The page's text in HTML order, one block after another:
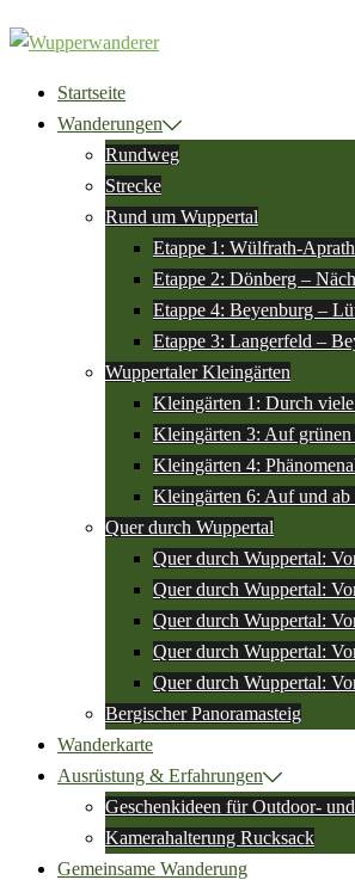
Zum
Inhalt
springenStartseite
Wanderungen
Rundweg
Strecke
Rund um Wuppertal
Etappe 1: Wülfrath-
Etappe 2: Dönberg –
Etappe 4: Beyenburg –
Etappe 3: Langerfeld –
Wuppertaler Kleingärten
Kleingärten 1: Durch
Kleingärten 3: Auf
Kleingärten 4:
Kleingärten 6: Auf und
Quer durch Wuppertal
Quer durch Wuppertal:
Quer durch Wuppertal:
Quer durch Wuppertal:
Quer durch Wuppertal:
Quer durch Wuppertal:
Bergischer Panoramasteig
Wanderkarte
Ausrüstung & Erfahrungen
Geschenkideen für Outdoor-
Kamerahalterung Rucksack
Gemeinsame Wanderung